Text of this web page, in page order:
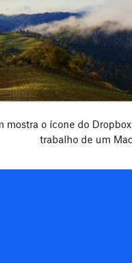
mostra o ícone do
trabalho de um